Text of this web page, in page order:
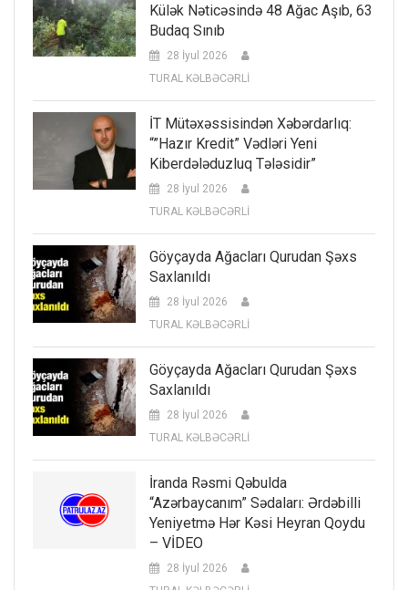
Külək Nəticəsində 48 Ağac Aşıb, 63
Budaq Sınıb
28 İyul 2026
TURAL KƏLBƏCƏRLİ
İT Mütəxəssisindən Xəbərdarlıq:
“”Hazır Kredit” Vədləri Yeni
Kiberdələduzluq Tələsidir”
28 İyul 2026
TURAL KƏLBƏCƏRLİ
Göyçayda Ağacları Qurudan Şəxs
Saxlanıldı
28 İyul 2026
TURAL KƏLBƏCƏRLİ
Göyçayda Ağacları Qurudan Şəxs
Saxlanıldı
28 İyul 2026
TURAL KƏLBƏCƏRLİ
İranda Rəsmi Qəbulda
“Azərbaycanım” Sədaları: Ərdəbilli
Yeniyetmə Hər Kəsi Heyran Qoydu
– VİDEO
28 İyul 2026